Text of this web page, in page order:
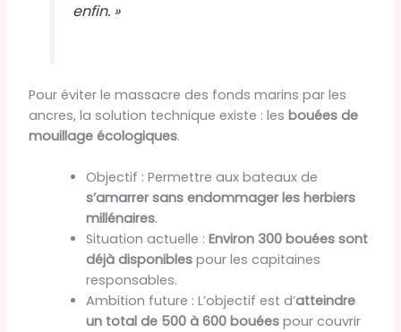
enfin. »
Pour éviter le massacre des fonds marins par les
ancres, la solution technique existe : les bouées de
mouillage écologiques.
Objectif : Permettre aux bateaux de
s’amarrer sans endommager les herbiers
millénaires.
Situation actuelle : Environ 300 bouées sont
déjà disponiblespour les capitaines
responsables.
Ambition future : L’objectif est d’atteindre
un total de 500 à 600 bouéespour couvrir